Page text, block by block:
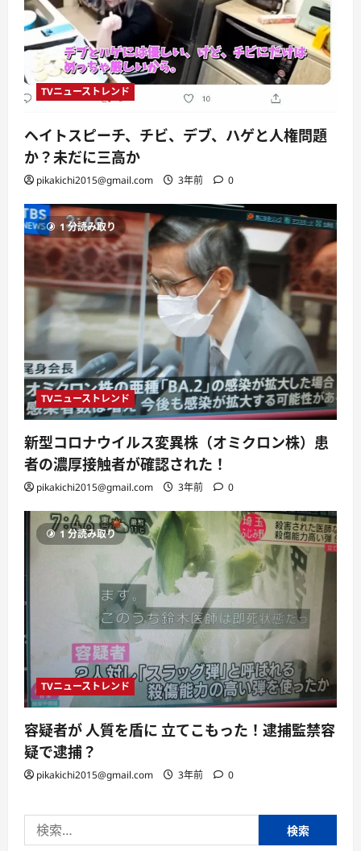
TVニューストレンド
ヘイトスピーチ、チビ、デブ、ハゲと人権問題
か？未だに三高か
pikakichi2015@gmail.com 3年前 0
1 分読み取り
TVニューストレンド
新型コロナウイルス変異株（オミクロン株）患
者の濃厚接触者が確認された！
pikakichi2015@gmail.com 3年前 0
1 分読み取り
TVニューストレンド
容疑者が 人質を盾に 立てこもった！逮捕監禁容
疑で逮捕？
pikakichi2015@gmail.com 3年前 0
索: